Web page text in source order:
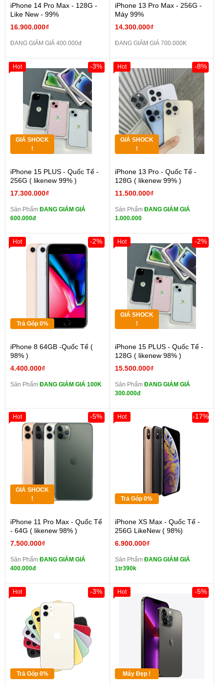
iPhone 14 Pro Max - 128G -
Like New - 99%
16.900.000₫
ĐANG GIẢM GIÁ 400.000đ
iPhone 13 Pro Max - 256G -
Máy 99%
14.300.000₫
ĐANG GIẢM GIÁ 700.000K
GIÁ SHOCK
!
iPhone 15 PLUS - Quốc Tế -
256G ( likenew 99% )
17.300.000₫
-3%
Sản Phẩm ĐANG GIẢM GIÁ
600.000đ
Hot
GIÁ SHOCK
!
iPhone 13 Pro - Quốc Tế -
128G ( likenew 99% )
11.500.000₫
-8%
Sản Phẩm ĐANG GIẢM GIÁ
1.000.000
Hot
Trả Góp 0%
iPhone 8 64GB -Quốc Tế (
98% )
4.400.000₫
-2%
Sản Phẩm ĐANG GIẢM GIÁ 100K
Hot
GIÁ SHOCK
!
iPhone 15 PLUS - Quốc Tế -
128G ( likenew 98% )
15.500.000₫
-2%
Sản Phẩm ĐANG GIẢM GIÁ
300.000đ
Hot
GIÁ SHOCK
!
iPhone 11 Pro Max - Quốc Tế
- 64G ( likenew 98% )
7.500.000₫
-5%
Sản Phẩm ĐANG GIẢM GIÁ
400.000đ
Hot
Trả Góp 0%
iPhone XS Max - Quốc Tế -
256G LikeNew ( 98%)
6.900.000₫
-17%
Sản Phẩm ĐANG GIẢM GIÁ
1tr390k
Hot
Trả Góp 0%
-3%
Hot
Máy Đẹp !
-5%
Hot